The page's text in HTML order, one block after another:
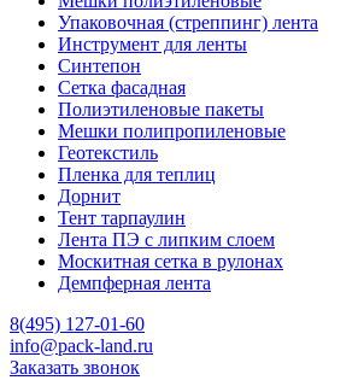
Упаковочная (стреппинг) лента
Инструмент для ленты
Синтепон
Сетка фасадная
Полиэтиленовые пакеты
Мешки полипропиленовые
Геотекстиль
Пленка для теплиц
Дорнит
Тент тарпаулин
Лента ПЭ с липким слоем
Москитная сетка в рулонах
Демпферная лента
8(495) 127-01-60
info@pack-land.ru
Заказать звонок